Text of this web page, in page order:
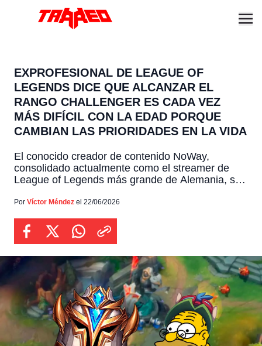
EXPROFESIONAL DE LEAGUE OF
LEGENDS DICE QUE ALCANZAR EL
RANGO CHALLENGER ES CADA VEZ
MÁS DIFÍCIL CON LA EDAD PORQUE
CAMBIAN LAS PRIORIDADES EN LA VIDA
El conocido creador de contenido NoWay,
consolidado actualmente como el streamer de
League of Legends más grande de Alemania, se
un viaje sumamente importante hacia Corea del
medirse en los exigentes servidores locales
contra los mejores creadores del mundo durante
Por Víctor Méndez el 22/06/2026